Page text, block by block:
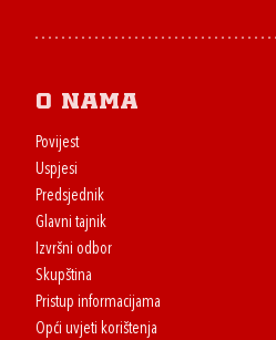
O nama
Povijest
Uspjesi
Predsjednik
Glavni tajnik
Izvršni odbor
Skupština
Pristup informacijama
Opći uvjeti korištenja